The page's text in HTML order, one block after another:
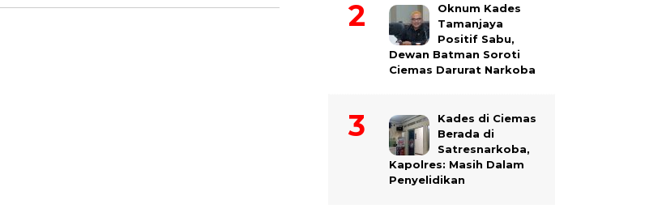
Oknum Kades
Tamanjaya
Positif Sabu,
Dewan Batman Soroti
Ciemas Darurat Narkoba
Kades di Ciemas
Berada di
Satresnarkoba,
Kapolres: Masih Dalam
Penyelidikan